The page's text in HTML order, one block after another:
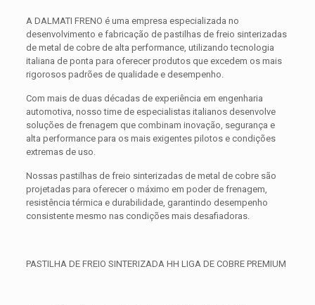
A DALMATI FRENO é uma empresa especializada no
desenvolvimento e fabricação de pastilhas de freio sinterizadas
de metal de cobre de alta performance, utilizando tecnologia
italiana de ponta para oferecer produtos que excedem os mais
rigorosos padrões de qualidade e desempenho.
Com mais de duas décadas de experiência em engenharia
automotiva, nosso time de especialistas italianos desenvolve
soluções de frenagem que combinam inovação, segurança e
alta performance para os mais exigentes pilotos e condições
extremas de uso.
Nossas pastilhas de freio sinterizadas de metal de cobre são
projetadas para oferecer o máximo em poder de frenagem,
resistência térmica e durabilidade, garantindo desempenho
consistente mesmo nas condições mais desafiadoras.
PASTILHA DE FREIO SINTERIZADA HH LIGA DE COBRE PREMIUM